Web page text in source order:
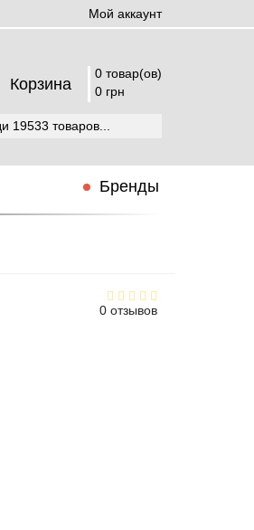
Мой аккаунт
Корзина
0 товар(ов)
0 грн
Бренды
0 отзывов